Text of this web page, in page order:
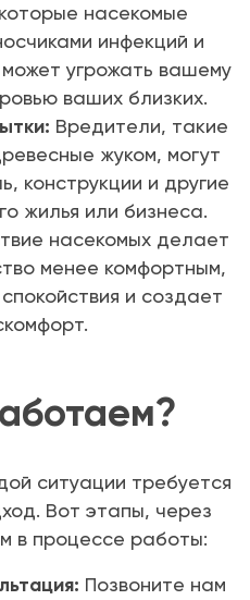
насекомые
инфекций и
угрожать вашему
ваших близких.
Вредители, такие
жуком, могут
конструкции и другие
жилья или бизнеса.
насекомых делает
менее комфортным,
и создает
ситуации требуется
Вот этапы, через
в процессе работы:
Позвоните нам